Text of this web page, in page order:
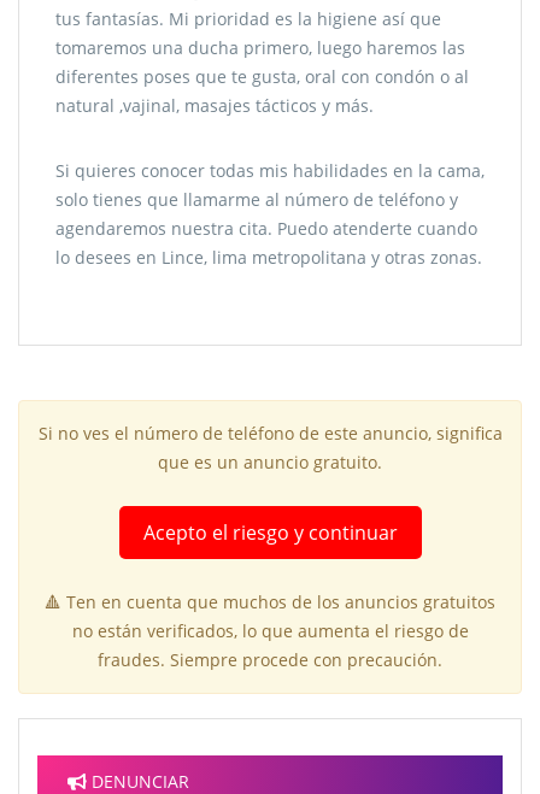
tus fantasías. Mi prioridad es la higiene así que
tomaremos una ducha primero, luego haremos las
diferentes poses que te gusta, oral con condón o al
natural ,vajinal, masajes tácticos y más.
Si quieres conocer todas mis habilidades en la cama,
solo tienes que llamarme al número de teléfono y
agendaremos nuestra cita. Puedo atenderte cuando
lo desees en Lince, lima metropolitana y otras zonas.
Si no ves el número de teléfono de este anuncio, significa
que es un anuncio gratuito.
Acepto el riesgo y continuar
🔺 Ten en cuenta que muchos de los anuncios gratuitos
no están verificados, lo que aumenta el riesgo de
fraudes. Siempre procede con precaución.
DENUNCIAR